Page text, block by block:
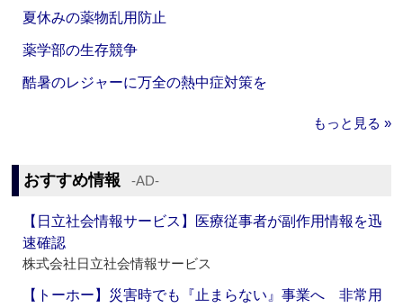
夏休みの薬物乱用防止
薬学部の生存競争
酷暑のレジャーに万全の熱中症対策を
もっと見る »
おすすめ情報 ‐AD‐
【日立社会情報サービス】医療従事者が副作用情報を迅
速確認
株式会社日立社会情報サービス
【トーホー】災害時でも『止まらない』事業へ 非常用